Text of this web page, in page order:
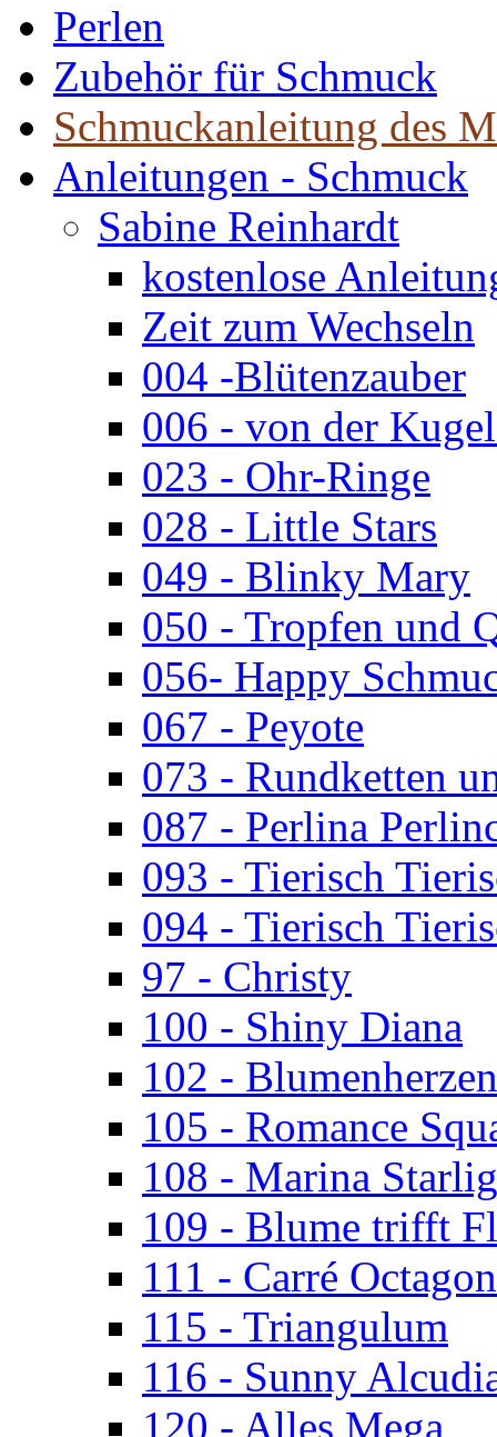
Perlen
Zubehör für Schmuck
Schmuckanleitung des
Anleitungen - Schmuck
Sabine Reinhardt
kostenlose
Zeit zum Wechseln
004 -Blütenzauber
006 - von der
023 - Ohr-Ringe
028 - Little Stars
049 - Blinky Mary
050 - Tropfen und
056- Happy
067 - Peyote
073 - Rundketten
087 - Perlina
093 - Tierisch
094 - Tierisch
97 - Christy
100 - Shiny Diana
102 - Blumenherzen
105 - Romance
108 - Marina
109 - Blume trifft
111 - Carré Octagon
115 - Triangulum
116 - Sunny
120 - Alles Mega